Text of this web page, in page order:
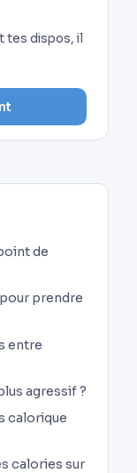
tes dispos, il
de
prendre
entre
agressif ?
calorique
calories sur